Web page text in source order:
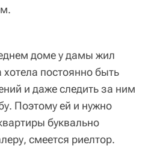
доме у дамы жил
постоянно быть
и даже следить за ним
Поэтому ей и нужно
буквально
смеется риелтор.